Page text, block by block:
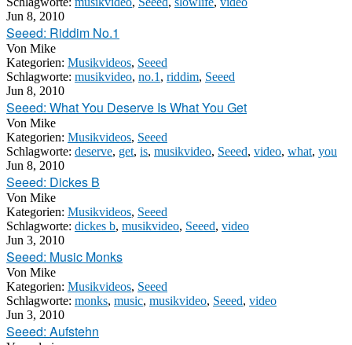
Jun 8, 2010
Seeed: Riddim No.1
Von Mike
Kategorien: Musikvideos, Seeed
Schlagworte: musikvideo, no.1 , riddim, Seeed
Jun 8, 2010
Seeed: What You Deserve Is What You Get
Von Mike
Kategorien: Musikvideos, Seeed
Schlagworte: deserve, get, is, musikvideo, Seeed, video, what, you
Jun 8, 2010
Seeed: Dickes B
Von Mike
Kategorien: Musikvideos, Seeed
Schlagworte: dickes b, musikvideo, Seeed, video
Jun 3, 2010
Seeed: Music Monks
Von Mike
Kategorien: Musikvideos, Seeed
Schlagworte: monks, music, musikvideo, Seeed, video
Jun 3, 2010
Seeed: Aufstehn